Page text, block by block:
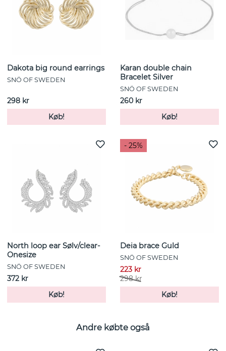
Dakota big round earrings
SNÖ OF SWEDEN
298 kr
Køb!
Karan double chain
Bracelet Silver
SNÖ OF SWEDEN
260 kr
Køb!
North loop ear Sølv/clear-
Onesize
SNÖ OF SWEDEN
372 kr
Køb!
- 25%
Deia brace Guld
SNÖ OF SWEDEN
223 kr
298 kr
Køb!
Andre købte også